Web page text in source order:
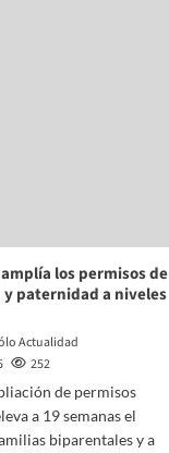
los permisos de
paternidad a niveles
Actualidad
252
de permisos
a 19 semanas el
biparentales y a